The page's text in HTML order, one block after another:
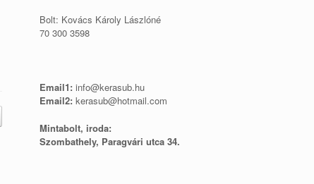
Bolt: Kovács Károly Lászlóné
70 300 3598
Email1: info@kerasub.hu
Email2: kerasub@hotmail.com
Mintabolt, iroda:
Szombathely, Paragvári utca 34.